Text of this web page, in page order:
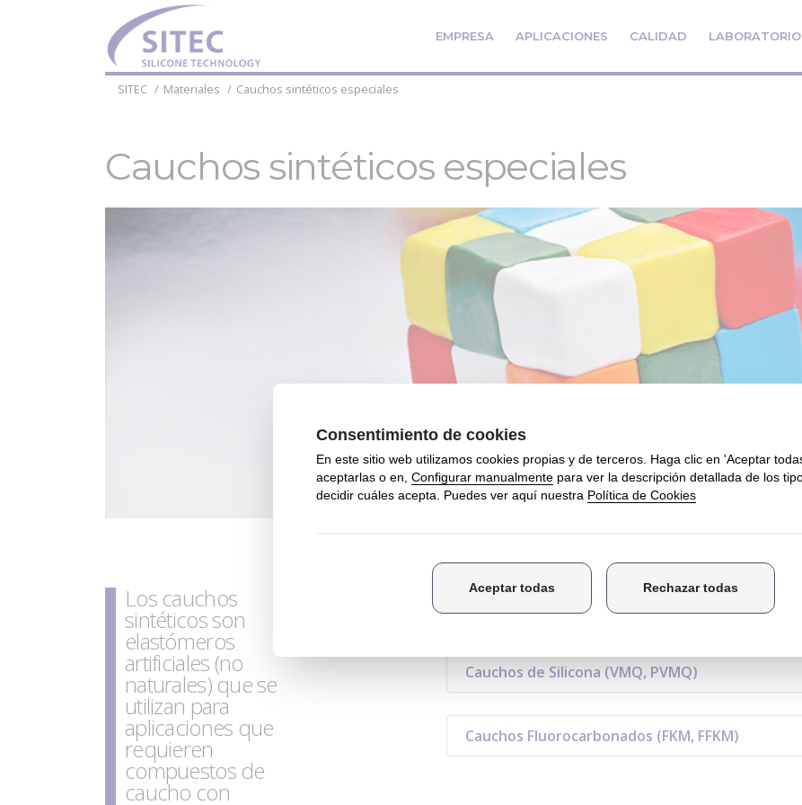
EMPRESA APLICACIONES CALIDAD LABORATORIO
SITEC Materiales Cauchos sintéticos especiales
Cauchos sintéticos especiales
Los cauchos
sintéticos son
elastómeros
artificiales (no
naturales) que se
utilizan para
aplicaciones que
requieren
compuestos de
caucho con
Etileno-Acrilatos-Ácido Acrílico (VAMAC®)
Cauchos de Silicona (VMQ, PVMQ)
Cauchos Fluorocarbonados (FKM, FFKM)